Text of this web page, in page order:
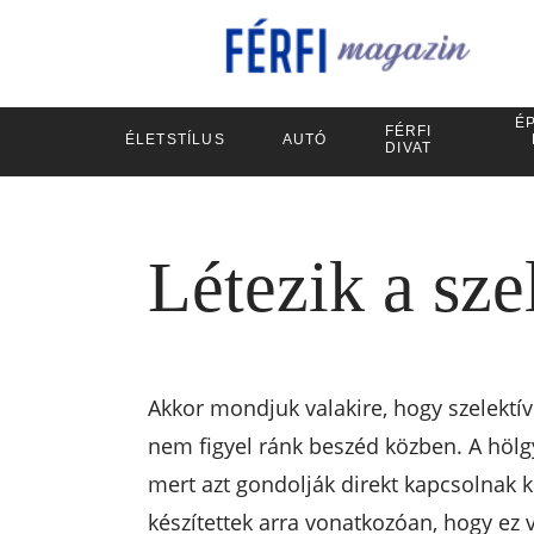
ÉLETSTÍLUS AUTÓ
FÉRFI
DIVAT
Létezik a
Akkor mondjuk valakire, hogy
nem figyel ránk beszéd közben. A
mert azt gondolják direkt kapcsolnak
készítettek arra vonatkozóan, hogy